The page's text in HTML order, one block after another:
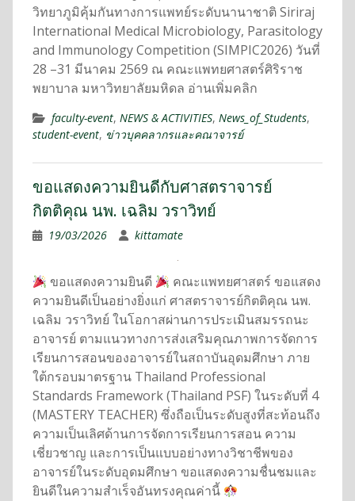
วิทยาภูมิคุ้มกันทางการแพทย์ระดับนานาชาติ Siriraj
International Medical Microbiology, Parasitology
and Immunology Competition (SIMPIC2026) วันที่
28 –31 มีนาคม 2569 ณ คณะแพทยศาสตร์ศิริราช
พยาบาล มหาวิทยาลัยมหิดล อ่านเพิ่มคลิก
faculty-event, NEWS & ACTIVITIES, News_of_Students,
student-event, ข่าวบุคคลากรและคณาจารย์
ขอแสดงความยินดีกับศาสตราจารย์
กิตติคุณ นพ. เฉลิม วราวิทย์
19/03/2026 kittamate
ขอแสดงความยินดี
คณะแพทยศาสตร์ ขอแสดง
ความยินดีเป็นอย่างยิ่งแก่ ศาสตราจารย์กิตติคุณ นพ.
เฉลิม วราวิทย์ ในโอกาสผ่านการประเมินสมรรถนะ
อาจารย์ ตามแนวทางการส่งเสริมคุณภาพการจัดการ
เรียนการสอนของอาจารย์ในสถาบันอุดมศึกษา ภาย
ใต้กรอบมาตรฐาน Thailand Professional
Standards Framework (Thailand PSF) ในระดับที่ 4
(MASTERY TEACHER) ซึ่งถือเป็นระดับสูงที่สะท้อนถึง
ความเป็นเลิศด้านการจัดการเรียนการสอน ความ
เชี่ยวชาญ และการเป็นแบบอย่างทางวิชาชีพของ
อาจารย์ในระดับอุดมศึกษา ขอแสดงความชื่นชมและ
ยินดีในความสำเร็จอันทรงคุณค่านี้